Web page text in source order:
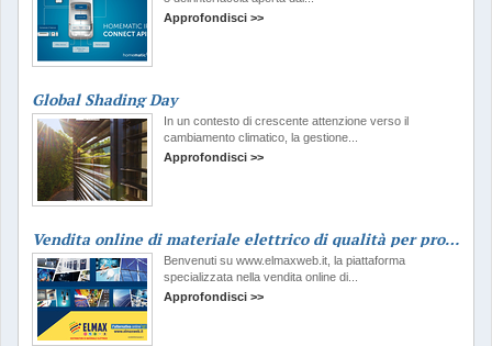
Approfondisci >>
Global Shading Day
In un contesto di crescente attenzione verso il
cambiamento climatico, la gestione...
Approfondisci >>
Vendita online di materiale elettrico di qualità per professionisti
Benvenuti su www.elmaxweb.it, la piattaforma
specializzata nella vendita online di...
Approfondisci >>